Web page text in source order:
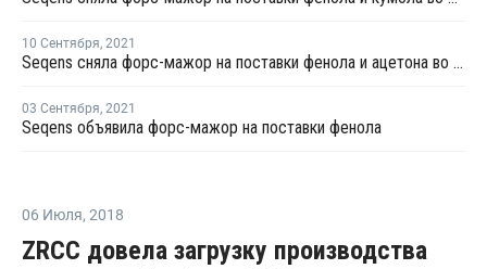
10 Сентября, 2021
Seqens сняла форс-мажор на поставки фенола и ацетона во Франции
03 Сентября, 2021
Seqens объявила форс-мажор на поставки фенола
06 Июля, 2018
ZRCC довела загрузку производства